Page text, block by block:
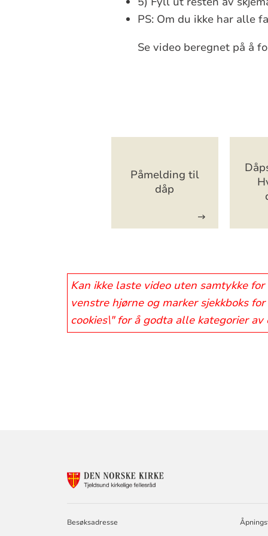
PS: Om du ikke har alle
Se video beregnet på å
Påmelding til
dåp
Kan ikke laste video uten samtykke
venstre hjørne og marker sjekkboks
cookies\" for å godta alle kategorier
FELLESRÅD
Besøksadresse